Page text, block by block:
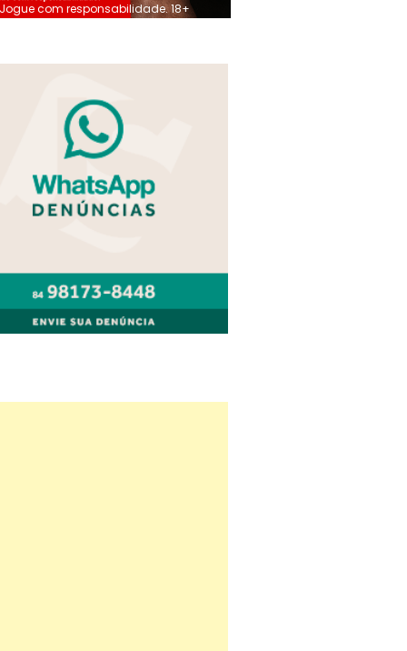
Jogue com responsabilidade. 18+